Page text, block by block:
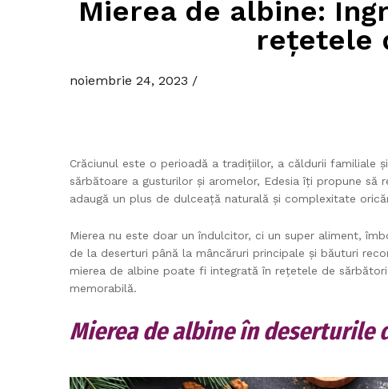
Mierea de albine:
rețetele
noiembrie 24, 2023 /
Crăciunul este o perioadă a tradițiilor, a căldurii familiale
sărbătoare a gusturilor și aromelor, Edesia îți propune să
adaugă un plus de dulceață naturală și complexitate
Mierea nu este doar un îndulcitor, ci un super aliment,
de la deserturi până la mâncăruri principale și băuturi
mierea de albine poate fi integrată în rețetele de
memorabilă.
Mierea de albine în deserturile